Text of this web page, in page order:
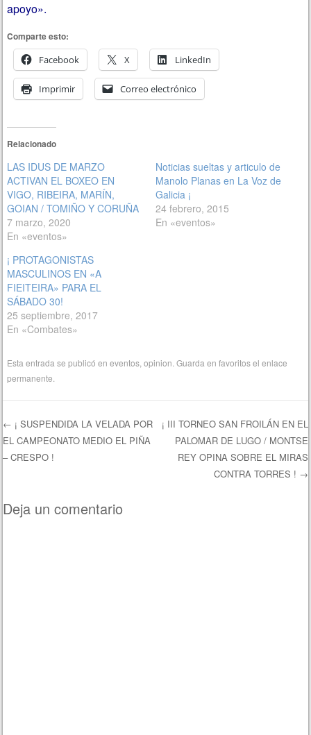
apoyo».
Comparte esto:
Facebook
X LinkedIn
Imprimir Correo electrónico
Relacionado
LAS IDUS DE MARZO
ACTIVAN EL BOXEO EN
VIGO, RIBEIRA, MARÍN,
GOIAN / TOMIÑO Y CORUÑA
7 marzo, 2020
En «eventos»
Noticias sueltas y articulo de
Manolo Planas en La Voz de
Galicia ¡
24 febrero, 2015
En «eventos»
¡ PROTAGONISTAS
MASCULINOS EN «A
FIEITEIRA» PARA EL
SÁBADO 30!
25 septiembre, 2017
En «Combates»
Esta entrada se publicó eneventos ,opinion . Guarda en favoritos elenlace
permanente
Navegación de entradas
← ¡ SUSPENDIDA LA VELADA POR
EL CAMPEONATO MEDIO EL PIÑA
– CRESPO !
¡ III TORNEO SAN FROILÁN EN EL
PALOMAR DE LUGO / MONTSE
REY OPINA SOBRE EL MIRAS
CONTRA TORRES ! →
Deja un comentario